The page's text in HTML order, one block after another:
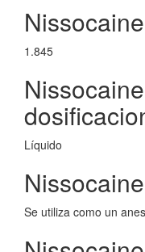
1.845
Líquido
Se utiliza como un